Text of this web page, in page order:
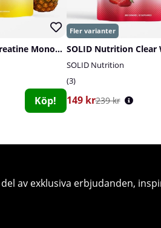
SOLID Nutrition Creatine Monohydrate, 400 g
Köp!
SOLID Nutrition
3
149 kr239 kr
av exklusiva erbjudanden,